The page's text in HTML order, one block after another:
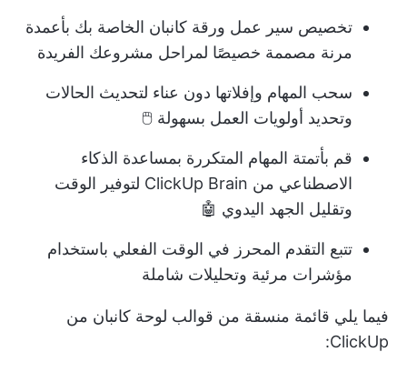
تخصيص سير عمل ورقة كانبان الخاصة بك بأعمدة
مرنة مصممة خصيصًا لمراحل مشروعك الفريدة
سحب المهام وإفلاتها دون عناء لتحديث الحالات
وتحديد أولويات العمل بسهولة 🖱️
قم بأتمتة المهام المتكررة بمساعدة الذكاء
الاصطناعي من ClickUp Brain لتوفير الوقت
وتقليل الجهد اليدوي 🤖
تتبع التقدم المحرز في الوقت الفعلي باستخدام
مؤشرات مرئية وتحليلات شاملة
فيما يلي قائمة منسقة من قوالب لوحة كانبان من
ClickUp: